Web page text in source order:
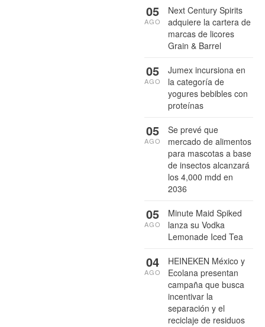
Next Century Spirits
adquiere la cartera de
marcas de licores
Grain & Barrel
05
AGO
Jumex incursiona en
la categoría de
yogures bebibles con
proteínas
05
AGO
Se prevé que
mercado de alimentos
para mascotas a base
de insectos alcanzará
los 4,000 mdd en
2036
05
AGO
Minute Maid Spiked
lanza su Vodka
Lemonade Iced Tea
05
AGO
HEINEKEN México y
Ecolana presentan
campaña que busca
incentivar la
separación y el
reciclaje de residuos
04
AGO